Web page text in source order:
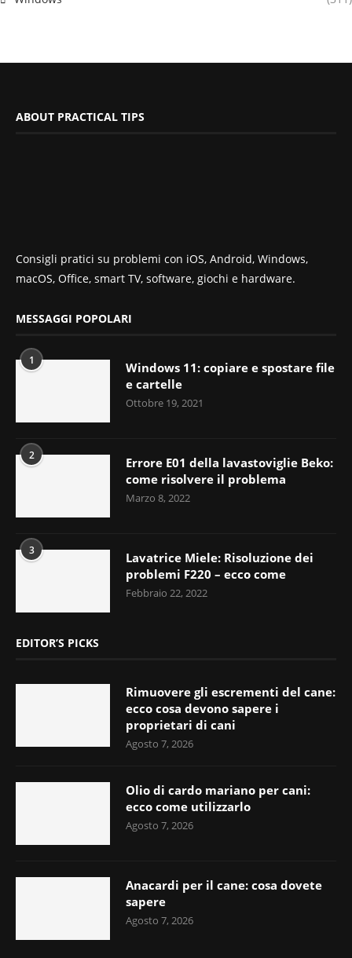
ABOUT PRACTICAL TIPS
Consigli pratici su problemi con iOS, Android, Windows,
macOS, Office, smart TV, software, giochi e hardware.
MESSAGGI POPOLARI
1
Windows 11: copiare e spostare file
e cartelle
Ottobre 19, 2021
2
Errore E01 della lavastoviglie Beko:
come risolvere il problema
Marzo 8, 2022
3
Lavatrice Miele: Risoluzione dei
problemi F220 – ecco come
Febbraio 22, 2022
EDITOR’S PICKS
Rimuovere gli escrementi del cane:
ecco cosa devono sapere i
proprietari di cani
Agosto 7, 2026
Olio di cardo mariano per cani:
ecco come utilizzarlo
Agosto 7, 2026
Anacardi per il cane: cosa dovete
sapere
Agosto 7, 2026